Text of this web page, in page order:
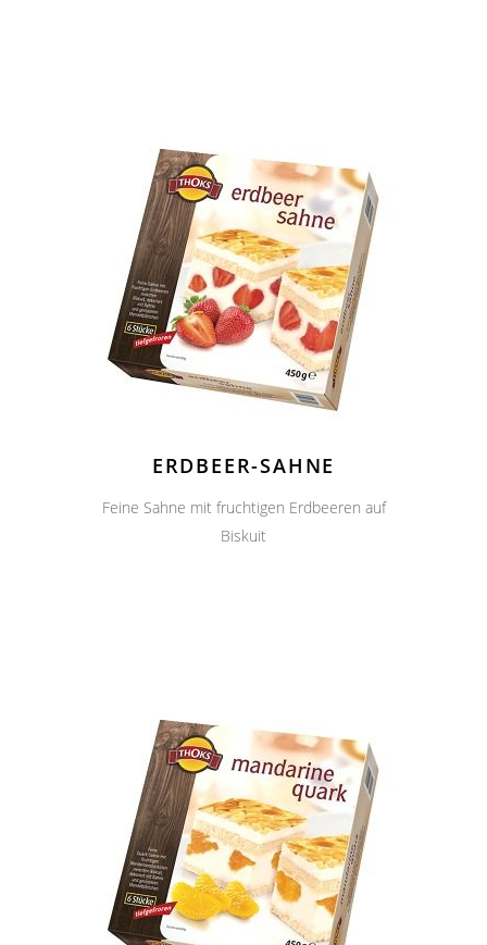
ERDBEER-SAHNE
Feine Sahne mit fruchtigen Erdbeeren auf
Biskuit